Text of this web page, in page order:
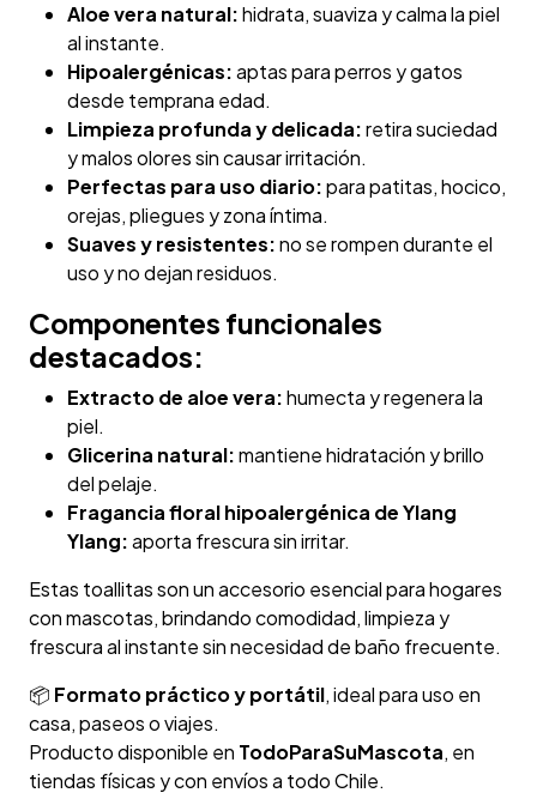
Aloe vera natural:hidrata, suaviza y calma la piel
al instante.
Hipoalergénicas:aptas para perros y gatos
desde temprana edad.
Limpieza profunda y delicada:retira suciedad
y malos olores sin causar irritación.
Perfectas para uso diario:para patitas, hocico,
orejas, pliegues y zona íntima.
Suaves y resistentes:no se rompen durante el
uso y no dejan residuos.
Componentes funcionales
destacados:
Extracto de aloe vera:humecta y regenera la
piel.
Glicerina natural:mantiene hidratación y brillo
del pelaje.
Fragancia floral hipoalergénica de Ylang
Ylang:aporta frescura sin irritar.
Estas toallitas son un accesorio esencial para hogares
con mascotas, brindando comodidad, limpieza y
frescura al instante sin necesidad de baño frecuente.
📦 Formato práctico y portátil, ideal para uso en
casa, paseos o viajes.
Producto disponible en TodoParaSuMascota, en
tiendas físicas y con envíos a todo Chile.